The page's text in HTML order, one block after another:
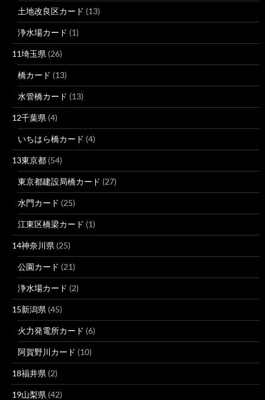
土地改良区カード (13)
浄水場カード (1)
11埼玉県 (26)
橋カード (13)
水管橋カード (13)
12千葉県 (4)
いちはら橋カード (4)
13東京都 (54)
東京都建設局橋カード (27)
水門カード (25)
江東区橋梁カード (1)
14神奈川県 (25)
公園カード (21)
浄水場カード (2)
15新潟県 (45)
火力発電所カード (6)
阿賀野川カード (10)
18福井県 (2)
19山梨県 (42)